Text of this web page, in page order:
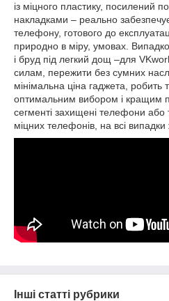
із міцного пластику, посилений
накладками – реально
телефону, готового до
природно в міру, умовах.
і бруд під легкий дощ –для
силам, пережити без сумних
мінімальна ціна гаджета,
оптимальним вибором і кращим
сегменті захищені телефони або
міцних телефонів, на всі випадки
Інші статті рубрики